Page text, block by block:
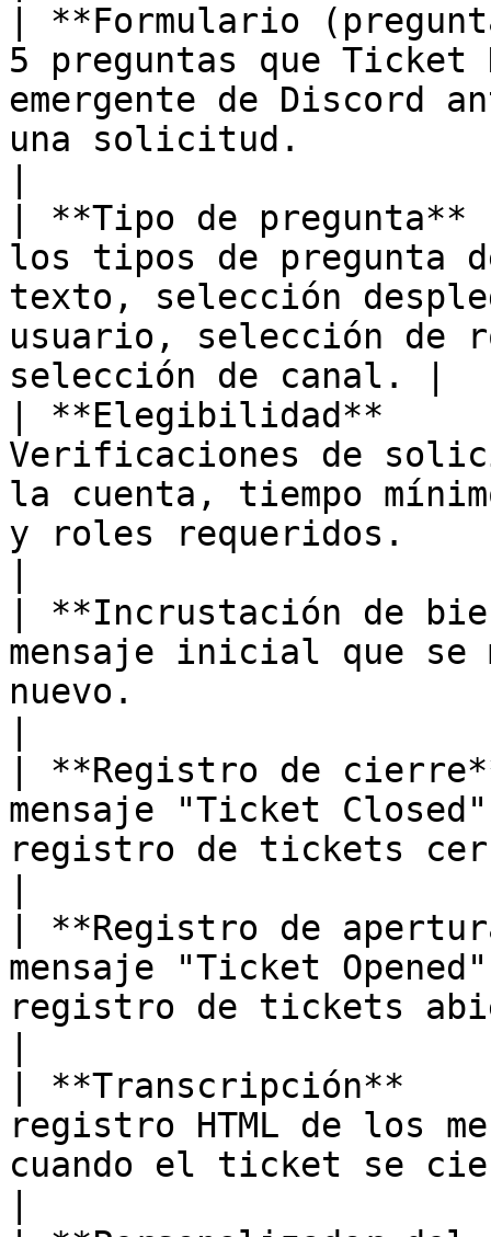
| **Formulario
5 preguntas que Ticket
emergente de Discord
una solicitud.
| **Tipo de
los tipos de pregunta
texto, selección
usuario, selección de
selección de canal. |
|
Verificaciones de
la cuenta, tiempo
y roles requeridos.
| **Incrustación de
mensaje inicial que se
nuevo.
| **Registro de
mensaje "Ticket
registro de tickets
| **Registro de
mensaje "Ticket
registro de tickets
|
registro HTML de los
cuando el ticket se